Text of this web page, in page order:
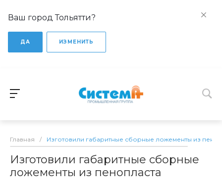
Ваш город Тольятти?
ДА ИЗМЕНИТЬ
Главная / Изготовили габаритные сборные ложементы из
Изготовили габаритные сборные
ложементы из пенопласта